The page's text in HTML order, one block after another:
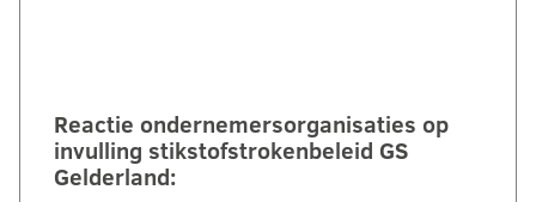
Reactie ondernemersorganisaties op
invulling stikstofstrokenbeleid GS
Gelderland: